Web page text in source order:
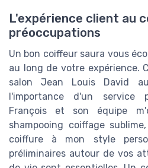
L'expérience client au
préoccupations
Un bon coiffeur saura vous
au long de votre expérience.
salon Jean Louis David
l'importance d'un service
François et son équipe
shampooing coiffage
coiffure à mon style
préliminaires autour de vos